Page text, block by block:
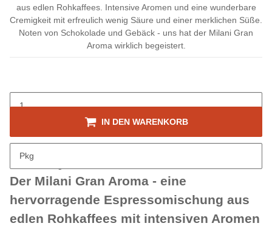
aus edlen Rohkaffees. Intensive Aromen und eine wunderbare
Cremigkeit mit erfreulich wenig Säure und einer merklichen Süße.
Noten von Schokolade und Gebäck - uns hat der Milani Gran
Aroma wirklich begeistert.
Pkg
IN DEN WARENKORB
Der Milani Gran Aroma - eine
hervorragende Espressomischung aus
edlen Rohkaffees mit intensiven Aromen